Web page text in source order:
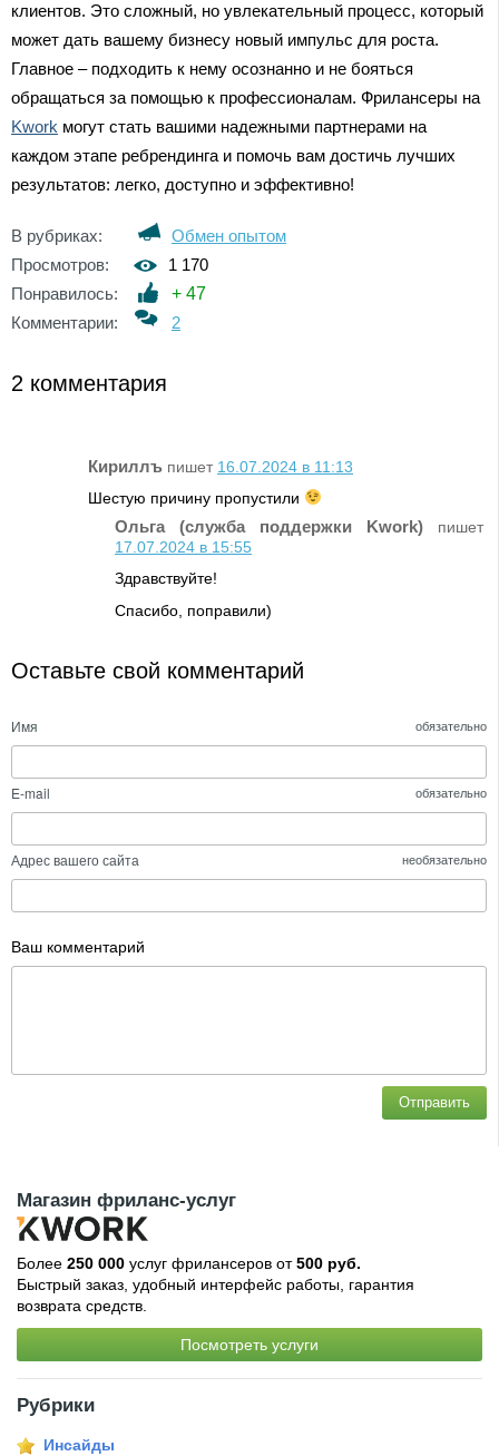
клиентов. Это сложный, но увлекательный процесс, который
может дать вашему бизнесу новый импульс для роста.
Главное – подходить к нему осознанно и не бояться
обращаться за помощью к профессионалам. Фрилансеры на
Kwork могут стать вашими надежными партнерами на
каждом этапе ребрендинга и помочь вам достичь лучших
результатов: легко, доступно и эффективно!
В рубриках:
Обмен опытом
Просмотров:
1 170
Понравилось:
+ 47
Комментарии:
2
2 комментария
Кириллъ пишет 16.07.2024 в 11:13
Шестую причину пропустили
Ольга (служба поддержки Kwork) пишет
17.07.2024 в 15:55
Здравствуйте!
Спасибо, поправили)
Оставьте свой комментарий
Имя обязательно
E-mail обязательно
Адрес вашего сайта необязательно
Ваш комментарий
Отправить
Магазин фриланс-услуг
Более 250 000 услуг фрилансеров от500 руб.
Быстрый заказ, удобный интерфейс работы, гарантия
возврата средств.
Посмотреть услуги
Рубрики
Инсайды